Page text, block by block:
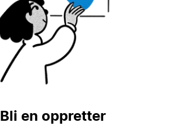
Bli en oppretter